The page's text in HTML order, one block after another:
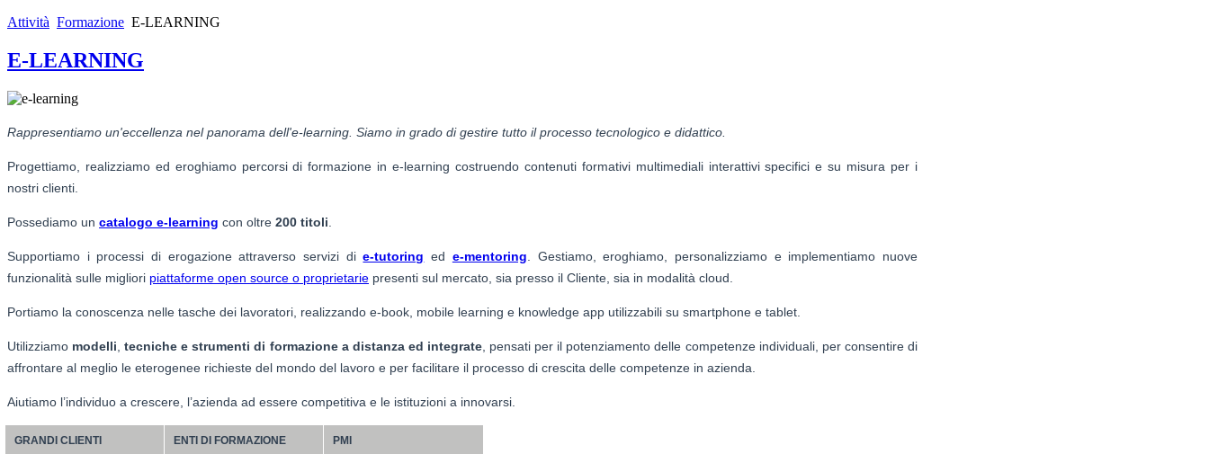
Attività Formazione E-LEARNING
E-LEARNING
Rappresentiamo un'eccellenza nel panorama dell'e-learning. Siamo in grado di gestire tutto il processo tecnologico e didattico.
Progettiamo, realizziamo ed eroghiamo percorsi di formazione in e-learning costruendo contenuti formativi multimediali interattivi specifici e su misura per i
nostri clienti.
Possediamo un catalogo e-learning con oltre 200 titoli
Supportiamo i processi di erogazione attraverso servizi die-tutoring ed e-mentoring . Gestiamo, eroghiamo, personalizziamo e implementiamo nuove
funzionalità sulle migliori piattaforme open source o proprietarie presenti sul mercato, sia presso il Cliente, sia in modalità cloud.
Portiamo la conoscenza nelle tasche dei lavoratori, realizzando e-book, mobile learning e knowledge app utilizzabili su smartphone e tablet.
Utilizziamo modelli tecniche e strumenti di formazione a distanza ed integrate, pensati per il potenziamento delle competenze individuali, per consentire di
affrontare al meglio le eterogenee richieste del mondo del lavoro e per facilitare il processo di crescita delle competenze in azienda.
Aiutiamo l’individuo a crescere, l’azienda ad essere competitiva e le istituzioni a innovarsi.
GRANDI CLIENTI
ENTI DI FORMAZIONE
PMI